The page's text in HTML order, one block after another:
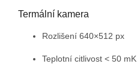
Termální kamera
Rozlišení 640×512 px
Teplotní citlivost < 50 mK